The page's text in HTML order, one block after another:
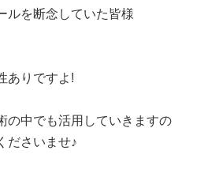
ルを断念していた皆様
ありですよ!
の中でも活用していきますの
ださいませ♪